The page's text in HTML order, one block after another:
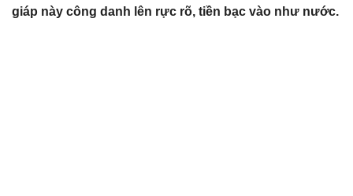
giáp này công danh lên rực rõ, tiền bạc vào như nước.